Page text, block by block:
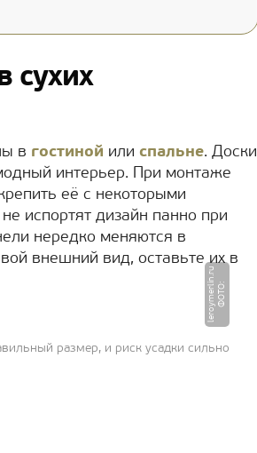
сухих
в гостиной или спальне. Доски
интерьер. При монтаже
её с некоторыми
испортят дизайн панно при
нередко меняются в
внешний вид, оставьте их в
Ф
О
Т
О
:
l
e
r
o
y
m
e
r
li
n.
r
u
размер, и риск усадки сильно